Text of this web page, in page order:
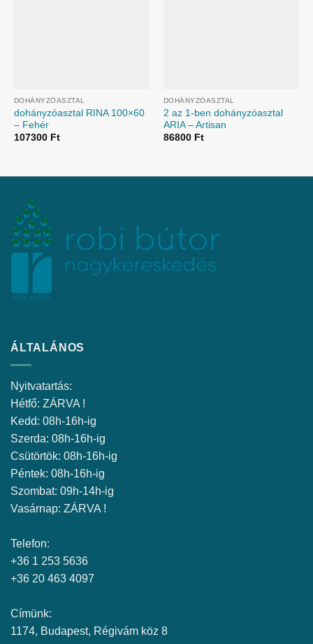
DOHÁNYZÓASZTAL
dohányzóasztal RINA 100×60
– Fehér
107300 Ft
DOHÁNYZÓASZTAL
2 az 1-ben dohányzóasztal
ARIA – Artisan
86800 Ft
ÁLTALÁNOS
Nyitvatartás:
Hétfő: ZÁRVA !
Kedd: 08h-16h-ig
Szerda: 08h-16h-ig
Csütörtök: 08h-16h-ig
Péntek: 08h-16h-ig
Szombat: 09h-14h-ig
Vasárnap: ZÁRVA !
Telefon:
+36 1 253 5636
+36 20 463 4097
Címünk:
1174, Budapest, Régivám köz 8